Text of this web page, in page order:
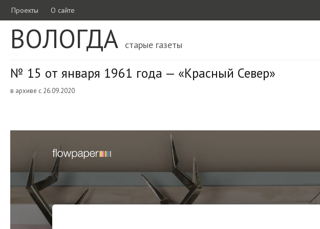
Проекты О сайте
ВОЛОГДА старые газеты
№ 15 от января 1961 года — «Красный Север»
в архиве с 26.09.2020